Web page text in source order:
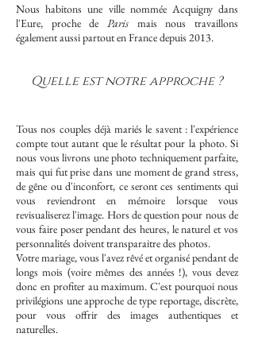
Nous habitons une ville nommée Acquigny dans
l'Eure, proche de Paris mais nous travaillons
également aussi partout en France depuis 2013.
Quelle est notre approche ?
Tous nos couples déjà mariés le savent : l'expérience
compte tout autant que le résultat pour la photo. Si
nous vous livrons une photo techniquement parfaite,
mais qui fut prise dans une moment de grand stress,
de gêne ou d'inconfort, ce seront ces sentiments qui
vous reviendront en mémoire lorsque vous
revisualiserez l'image. Hors de question pour nous de
vous faire poser pendant des heures, le naturel et vos
personnalités doivent transparaitre des photos.
Votre mariage, vous l'avez rêvé et organisé pendant de
longs mois (voire mêmes des années !), vous devez
donc en profiter au maximum. C'est pourquoi nous
privilégions une approche de type reportage, discrète,
pour vous offrir des images authentiques et
naturelles.